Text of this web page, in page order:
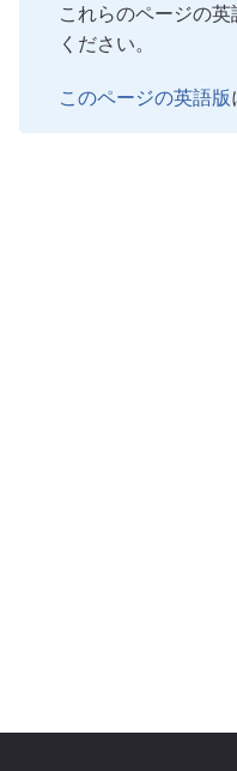
これらのページの
ください。
このページの英語版